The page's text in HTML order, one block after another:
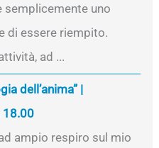
semplicemente uno
di essere riempito.
ad ...
dell’anima” |
18.00
ampio respiro sul mio